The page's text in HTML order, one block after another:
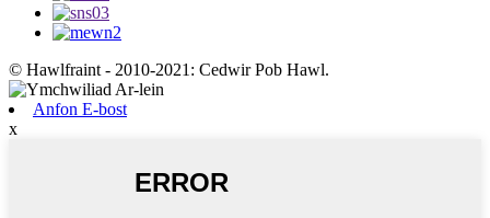
© Hawlfraint - 2010-2021: Cedwir Pob Hawl.
Anfon E-bost
x